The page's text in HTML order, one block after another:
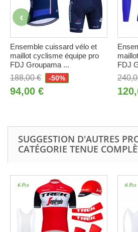
Ensemble cuissard vélo et
maillot cyclisme équipe pro
FDJ Groupama ...
188,00 €
-50%
94,00 €
FDJ
SUGGESTION D'AUTRES
CATÉGORIE TENUE